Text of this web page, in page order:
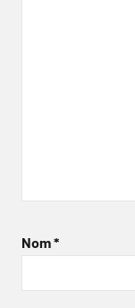
Nom*